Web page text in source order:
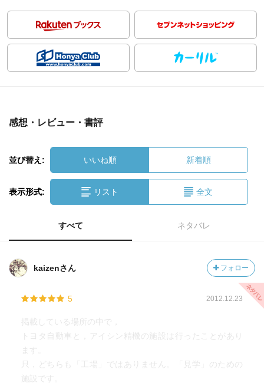
感想・レビュー・書評
並び替え: いいね順 新着順
表示形式: リスト 全文
すべて ネタバレ
kaizenさん フォロー
5 2012.12.23
掲載している場所の中で，
トヨタ自動車と，アイシン精機の施設は行ったことがあり
ます。
只，どちらも「工場」ではありません。「見学」のための
施設です。